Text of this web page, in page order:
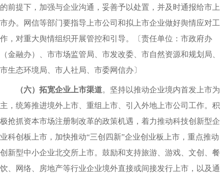
的前提下，加强与企业沟通，妥善予以处置，并及时通报给市上
市办。网信等部门要指导上市公司和拟上市企业做好舆情应对工
作，对重大舆情组织开展管控和引导。
〔责任单位：市政府办
（金融办）、市市场监管局、市发改委、市自然资源和规划局、
市生态环境局、市人社局、市委网信办〕
（六）拓宽企业上市渠道。坚持以推动企业境内首发上市为
主，统筹推进境外上市、重组上市、引入外地上市公司工作。积
极抢抓资本市场注册制改革的政策机遇，着力推动科技创新型企
业科创板上市，加快推动“三创四新”企业创业板上市，重点推动
创新型中小企业北交所上市。鼓励和支持旅游、游戏、文创、餐
饮、网络、房地产等行业企业境外直接或间接发行上市，以及通